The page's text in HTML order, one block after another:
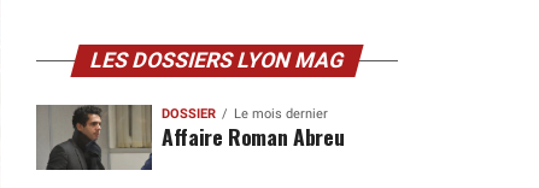
LES DOSSIERS LYON MAG
DOSSIER Le mois dernier
Affaire Roman Abreu